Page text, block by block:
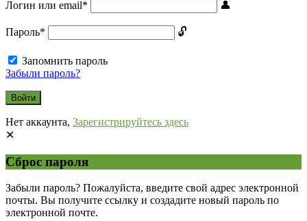
Логин или email*
Пароль*
Запомнить пароль
Забыли пароль?
Нет аккаунта, Зарегистрируйтесь здесь
Сброс пароля
Забыли пароль? Пожалуйста, введите свой адрес электронной
почты. Вы получите ссылку и создадите новый пароль по
электронной почте.